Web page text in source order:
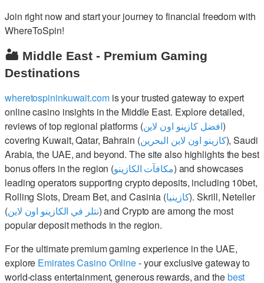
Join right now and start your journey to financial freedom with
WhereToSpin!
🏜️ Middle East - Premium Gaming
Destinations
wheretospininkuwait.comis your trusted gateway to expert
online casino insights in the Middle East. Explore detailed,
reviews of top regional platforms (افضل كازينو اون لاين)
covering Kuwait, Qatar, Bahrain (كازينو اون لاين البحرين), Saudi
Arabia, the UAE, and beyond. The site also highlights the best
bonus offers in the region (مكافآت الكازينو) and showcases
leading operators supporting crypto deposits, including 10bet,
Rolling Slots, Dream Bet, and Casinia (كازينيا). Skrill, Neteller
(نتلر في الكازينو اون لاين) and Crypto are among the most
popular deposit methods in the region.
For the ultimate premium gaming experience in the UAE,
explore Emirates Casino Online- your exclusive gateway to
world-class entertainment, generous rewards, and thebest